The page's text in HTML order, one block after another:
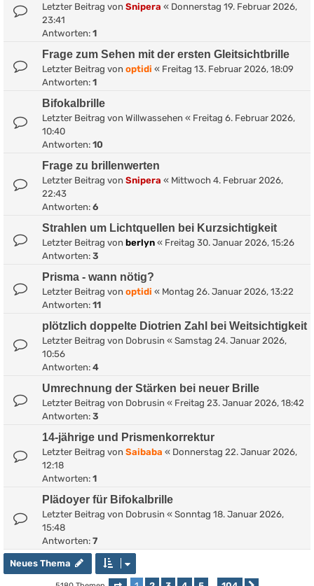
Letzter Beitrag von Snipera « Donnerstag 19. Februar 2026,
23:41
Antworten: 1
Frage zum Sehen mit der ersten Gleitsichtbrille
Letzter Beitrag von optidi « Freitag 13. Februar 2026, 18:09
Antworten: 1
Bifokalbrille
Letzter Beitrag von Willwassehen « Freitag 6. Februar 2026,
10:40
Antworten: 10
Frage zu brillenwerten
Letzter Beitrag von Snipera « Mittwoch 4. Februar 2026,
22:43
Antworten: 6
Strahlen um Lichtquellen bei Kurzsichtigkeit
Letzter Beitrag von berlyn « Freitag 30. Januar 2026, 15:26
Antworten: 3
Prisma - wann nötig?
Letzter Beitrag von optidi « Montag 26. Januar 2026, 13:22
Antworten: 11
plötzlich doppelte Diotrien Zahl bei Weitsichtigkeit
Letzter Beitrag von Dobrusin « Samstag 24. Januar 2026,
10:56
Antworten: 4
Umrechnung der Stärken bei neuer Brille
Letzter Beitrag von Dobrusin « Freitag 23. Januar 2026, 18:42
Antworten: 3
14-jährige und Prismenkorrektur
Letzter Beitrag von Saibaba « Donnerstag 22. Januar 2026,
12:18
Antworten: 1
Plädoyer für Bifokalbrille
Letzter Beitrag von Dobrusin « Sonntag 18. Januar 2026,
15:48
Antworten: 7
Neues Thema